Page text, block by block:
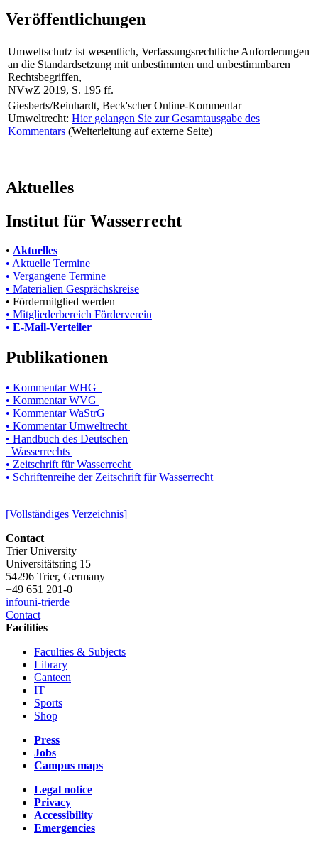
Veröffentlichungen
Umweltschutz ist wesentlich, Verfassungsrechtliche Anforderungen
an die Standardsetzung mit unbestimmten und unbestimmbaren
Rechtsbegriffen,
NVwZ 2019, S. 195 ff.
Giesberts/Reinhardt, Beck'scher Online-Kommentar
Umweltrecht: Hier gelangen Sie zur Gesamtausgabe des
Kommentars (Weiterleitung auf externe Seite)
Aktuelles
Institut für Wasserrecht
• Aktuelles
• Aktuelle Termine
• Vergangene Termine
• Materialien Gesprächskreise
• Fördermitglied werden
• Mitgliederbereich Förderverein
• E-Mail-Verteiler
Publikationen
• Kommentar WHG
• Kommentar WVG
• Kommentar WaStrG
• Kommentar Umweltrecht
• Handbuch des Deutschen
Wasserrechts
• Zeitschrift für Wasserrecht
• Schriftenreihe der Zeitschrift für Wasserrecht
[Vollständiges Verzeichnis]
Contact
Trier University
Universitätsring 15
54296 Trier, Germany
+49 651 201-0
infouni-trierde
Contact
Facilities
Faculties & Subjects
Library
Canteen
IT
Sports
Shop
Press
Jobs
Campus maps
Legal notice
Privacy
Accessibility
Emergencies